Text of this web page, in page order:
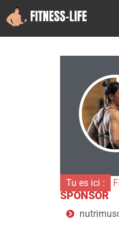
Tu es ici :
SPONSOR